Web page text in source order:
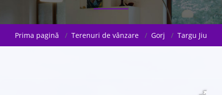
Prima pagină Terenuri de vânzare Gorj Targu Jiu